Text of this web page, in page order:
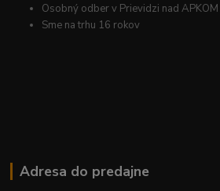
Osobný odber v Prievidzi nad
Sme na trhu 16 rokov
Adresa do predajne